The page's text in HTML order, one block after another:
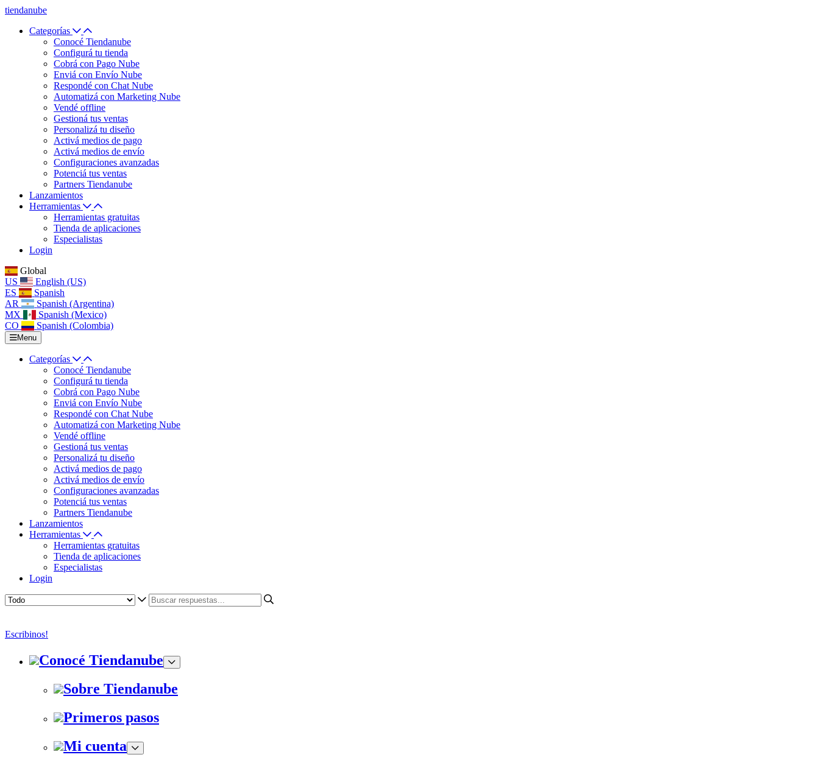
tiendanube
Categorías
Conocé Tiendanube
Configurá tu tienda
Cobrá con Pago Nube
Enviá con Envío Nube
Respondé con Chat Nube
Automatizá con Marketing Nube
Vendé offline
Gestioná tus ventas
Personalizá tu diseño
Activá medios de pago
Activá medios de envío
Configuraciones avanzadas
Potenciá tus ventas
Partners Tiendanube
Lanzamientos
Herramientas
Herramientas gratuitas
Tienda de aplicaciones
Especialistas
Login
Global
US
English (US)
ES
Spanish
AR
Spanish (Argentina)
MX
Spanish (Mexico)
CO
Spanish (Colombia)
Menu
Categorías
Conocé Tiendanube
Configurá tu tienda
Cobrá con Pago Nube
Enviá con Envío Nube
Respondé con Chat Nube
Automatizá con Marketing Nube
Vendé offline
Gestioná tus ventas
Personalizá tu diseño
Activá medios de pago
Activá medios de envío
Configuraciones avanzadas
Potenciá tus ventas
Partners Tiendanube
Lanzamientos
Herramientas
Herramientas gratuitas
Tienda de aplicaciones
Especialistas
Login
Escribinos!
Conocé Tiendanube
Sobre Tiendanube
Primeros pasos
Mi cuenta